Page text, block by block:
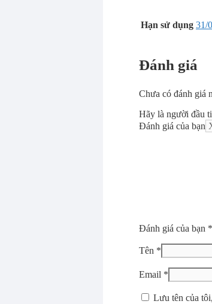
Hạn sử dụng 31/
Đánh giá
Chưa có đánh giá
Hãy là người đầu
Đánh giá của bạn
Đánh giá của bạn *
Tên *
Email *
Lưu tên của